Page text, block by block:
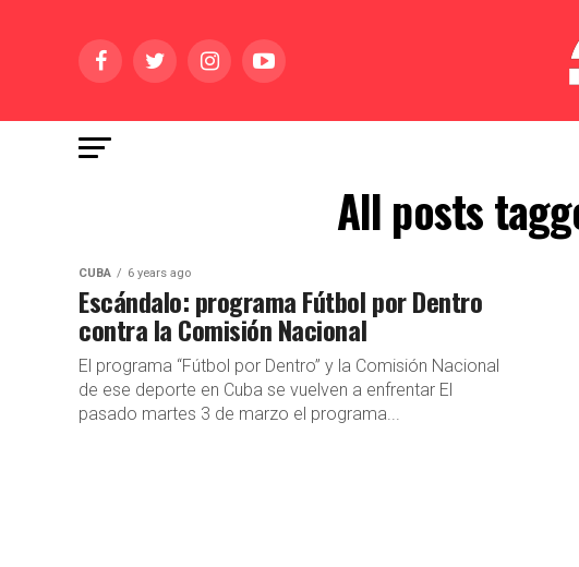
All posts
CUBA 6 years ago
Escándalo: programa Fútbol por Dentro
contra la Comisión Nacional
El programa “Fútbol por Dentro” y la Comisión Nacional
de ese deporte en Cuba se vuelven a enfrentar El
pasado martes 3 de marzo el programa...